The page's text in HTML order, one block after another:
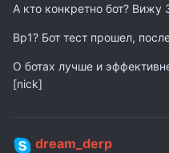
А кто конкретно бот?
Bp1? Бот тест прошел,
О ботах лучше и
[nick]
dream_derp